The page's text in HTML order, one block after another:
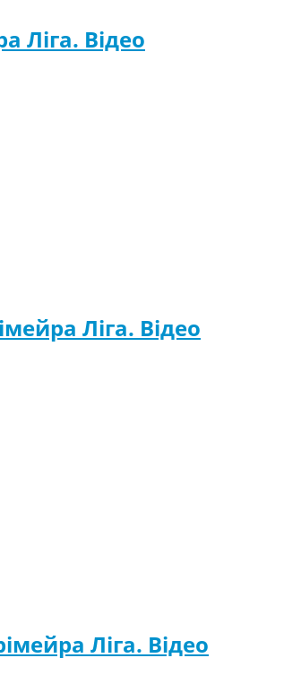
Ліга. Відео
Ліга. Відео
Ліга. Відео